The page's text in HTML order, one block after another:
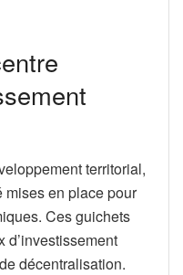
territorial,
mises en place pour
Ces guichets
d’investissement
décentralisation.